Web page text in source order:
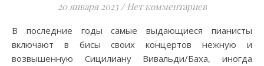
20 января 2023 / Нет комментариев
В последние годы самые выдающиеся пианисты
включают в бисы своих концертов нежную и
возвышенную Сицилиану Вивальди/Баха, иногда